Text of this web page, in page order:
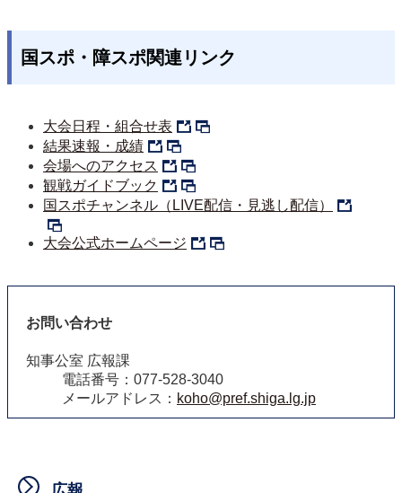
国スポ・障スポ関連リンク
大会日程・組合せ表
結果速報・成績
会場へのアクセス
観戦ガイドブック
国スポチャンネル（LIVE配信・見逃し配信）
大会公式ホームページ
お問い合わせ
知事公室 広報課
電話番号：077-528-3040
メールアドレス： koho@pref.shiga.lg.jp